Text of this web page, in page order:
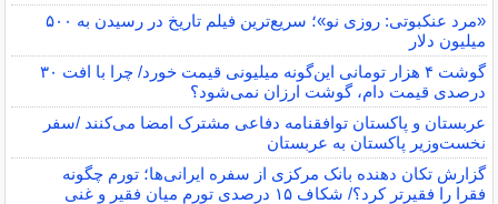
«مرد عنکبوتی: روزی نو»؛ سریع‌ترین فیلم تاریخ در رسیدن به ۵۰۰
میلیون دلار
گوشت ۴ هزار تومانی این‌گونه میلیونی قیمت خورد/ چرا با افت ۳۰
درصدی قیمت دام، گوشت ارزان نمی‌شود؟
عربستان و پاکستان توافقنامه دفاعی مشترک امضا می‌کنند /سفر
نخست‌وزیر پاکستان به عربستان
گزارش تکان‌ دهنده بانک مرکزی از سفره ایرانی‌ها؛ تورم چگونه
فقرا را فقیرتر کرد؟/ شکاف ۱۵ درصدی تورم میان فقیر و غنی